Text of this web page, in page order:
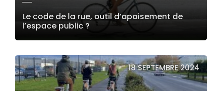
Le code de la rue, outil d’apaisement de
l’espace public ?
LIRE LA SUITE
18 SEPTEMBRE 2024